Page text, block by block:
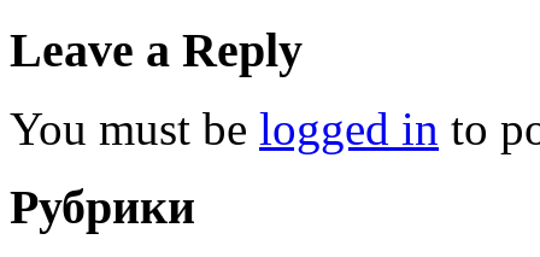
Leave a Reply
You must be logged in to
Рубрики